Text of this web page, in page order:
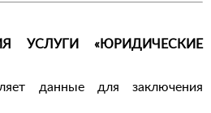
УСЛУГИ «ЮРИДИЧЕСКИЕ
данные для заключения